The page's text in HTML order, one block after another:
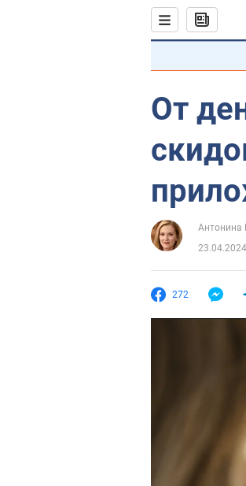
От
Антонина
272